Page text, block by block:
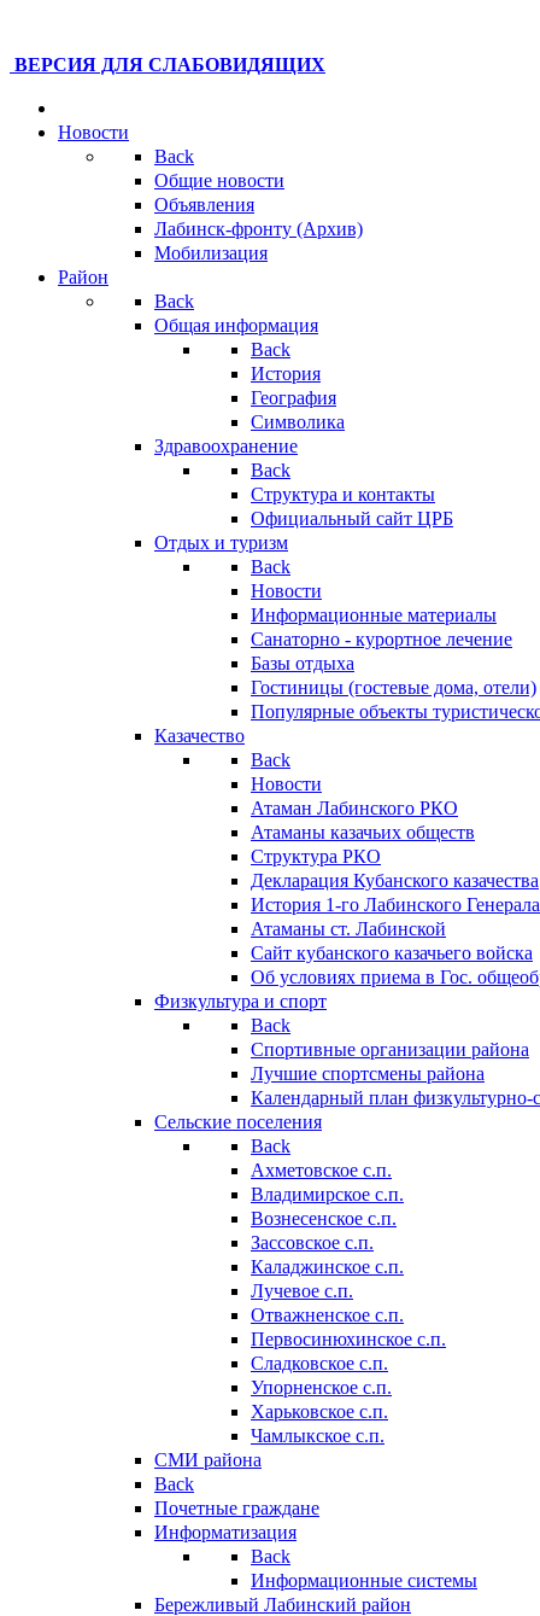
ВЕРСИЯ ДЛЯ СЛАБОВИДЯЩИХ
Новости
Back
Общие новости
Объявления
Лабинск-фронту (Архив)
Мобилизация
Район
Back
Общая информация
Back
История
География
Символика
Здравоохранение
Back
Структура и контакты
Официальный сайт ЦРБ
Отдых и туризм
Back
Новости
Информационные материалы
Санаторно - курортное лечение
Базы отдыха
Гостиницы (гостевые дома, отели)
Популярные объекты
Казачество
Back
Новости
Атаман Лабинского РКО
Атаманы казачьих обществ
Структура РКО
Декларация Кубанского казачества
История 1-го Лабинского
Атаманы ст. Лабинской
Cайт кубанского казачьего войска
Об условиях приема в Гос.
Физкультура и спорт
Back
Спортивные организации района
Лучшие спортсмены района
Календарный план
Сельские поселения
Back
Ахметовское с.п.
Владимирское с.п.
Вознесенское с.п.
Зассовское с.п.
Каладжинское с.п.
Лучевое с.п.
Отважненское с.п.
Первосинюхинское с.п.
Сладковское с.п.
Упорненское с.п.
Харьковское с.п.
Чамлыкское с.п.
СМИ района
Back
Почетные граждане
Информатизация
Back
Информационные системы
Бережливый Лабинский район